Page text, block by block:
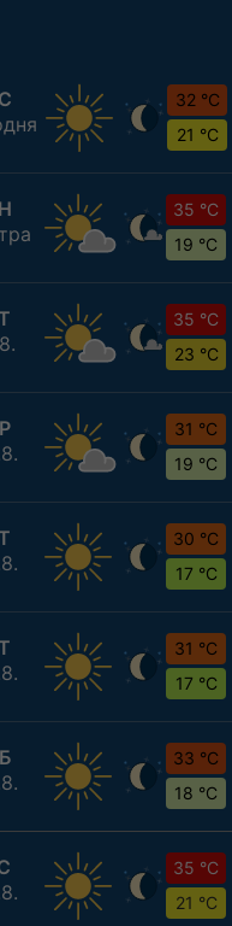
32 °C
21 °C
35 °C
19 °C
35 °C
23 °C
31 °C
19 °C
30 °C
17 °C
31 °C
17 °C
33 °C
18 °C
35 °C
21 °C